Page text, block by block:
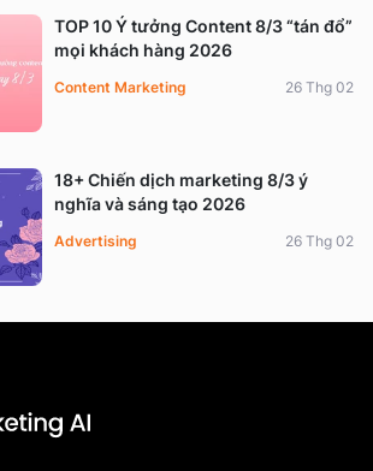
TOP 10 Ý tưởng Content 8/3 “tán đổ”
mọi khách hàng 2026
Content Marketing 26 Thg 02
18+ Chiến dịch marketing 8/3 ý
nghĩa và sáng tạo 2026
Advertising 26 Thg 02